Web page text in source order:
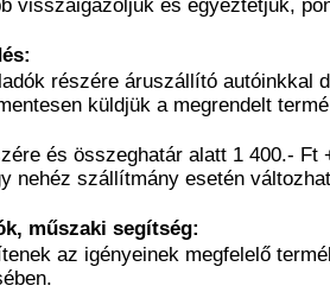
visszaigazoljuk és egyeztetjük,
részére áruszállító autóinkkal
küldjük a megrendelt
és összeghatár alatt 1 400.- Ft
nehéz szállítmány esetén
műszaki segítség:
az igényeinek megfelelő